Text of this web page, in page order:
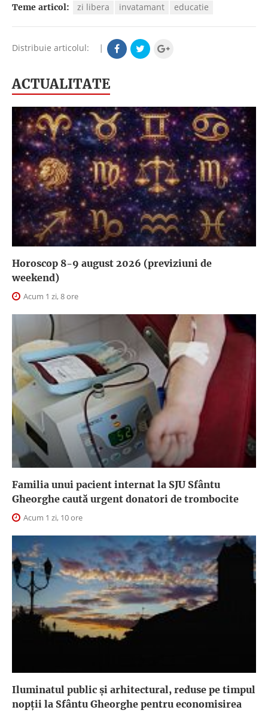
Teme articol: zi libera invatamant educatie
Distribuie articolul: |
ACTUALITATE
Horoscop 8-9 august 2026 (previziuni de
weekend)
Acum 1 zi, 8 ore
Familia unui pacient internat la SJU Sfântu
Gheorghe caută urgent donatori de trombocite
Acum 1 zi, 10 ore
Iluminatul public şi arhitectural, reduse pe timpul
nopţii la Sfântu Gheorghe pentru economisirea